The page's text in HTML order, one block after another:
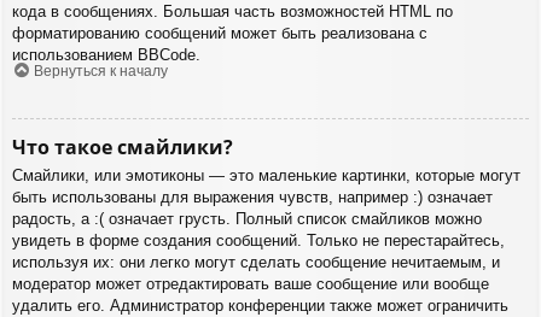
кода в сообщениях. Большая часть возможностей HTML по
форматированию сообщений может быть реализована с
использованием BBCode.
Вернуться к началу
Что такое смайлики?
Смайлики, или эмотиконы — это маленькие картинки, которые могут
быть использованы для выражения чувств, например :) означает
радость, а :( означает грусть. Полный список смайликов можно
увидеть в форме создания сообщений. Только не перестарайтесь,
используя их: они легко могут сделать сообщение нечитаемым, и
модератор может отредактировать ваше сообщение или вообще
удалить его. Администратор конференции также может ограничить